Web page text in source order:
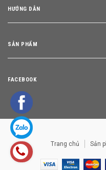
HƯỚNG DẪN
SẢN PHẨM
FACEBOOK
Trang chủ Sản